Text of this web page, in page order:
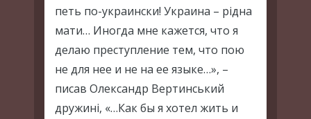
петь по-украински! Украина – рідна
мати… Иногда мне кажется, что я
делаю преступление тем, что пою
не для нее и не на ее языке…», –
писав Олександр Вертинський
дружині, «…Как бы я хотел жить и